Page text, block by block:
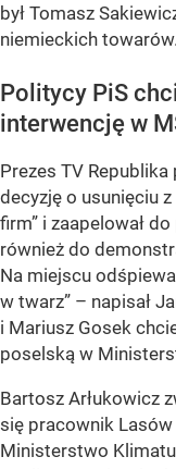
był Tomasz
niemieckich towarów.
Politycy PiS
interwencję w
Prezes TV Republika
decyzję o usunięciu
firm” i zaapelował
również do
Na miejscu
w twarz” – napisał
i Mariusz Gosek
poselską w
Bartosz Arłukowicz
się pracownik
Ministerstwo